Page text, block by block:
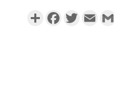
PartagerFacebookTwitterEmail